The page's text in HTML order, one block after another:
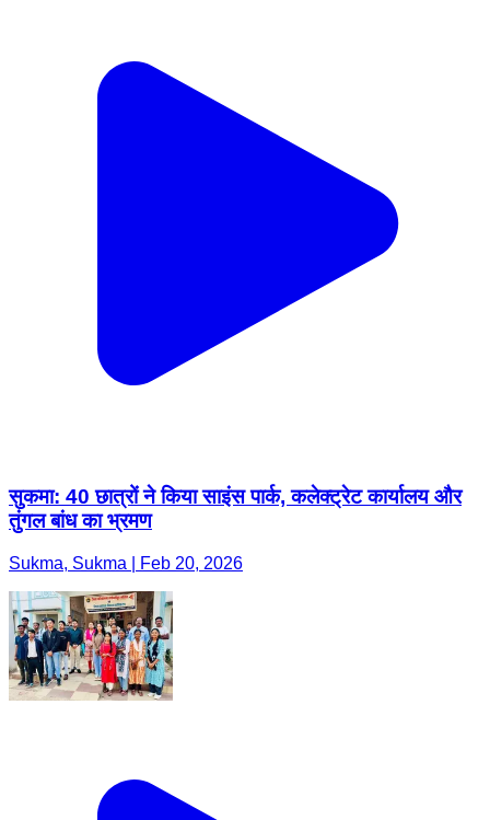
सुकमा: 40 छात्रों ने किया साइंस पार्क, कलेक्ट्रेट कार्यालय और
तुंगल बांध का भ्रमण
Sukma, Sukma | Feb 20, 2026